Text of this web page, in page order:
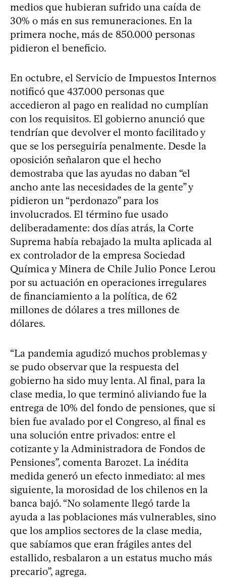
medios que hubieran sufrido una caída de
30% o más en sus remuneraciones. En la
primera noche, más de 850.000 personas
pidieron el beneficio.
En octubre, el Servicio de Impuestos Internos
notificó que 437.000 personas que
accedieron al pago en realidad no cumplían
con los requisitos. El gobierno anunció que
tendrían que devolver el monto facilitado y
que se los perseguiría penalmente. Desde la
oposición señalaron que el hecho
demostraba que las ayudas no daban “el
ancho ante las necesidades de la gente” y
pidieron un “perdonazo” para los
involucrados. El término fue usado
deliberadamente: dos días atrás, la Corte
Suprema había rebajado la multa aplicada al
ex controlador de la empresa Sociedad
Química y Minera de Chile Julio Ponce Lerou
por su actuación en operaciones irregulares
de financiamiento a la política, de 62
millones de dólares a tres millones de
dólares.
“La pandemia agudizó muchos problemas y
se pudo observar que la respuesta del
gobierno ha sido muy lenta. Al final, para la
clase media, lo que terminó aliviando fue la
entrega de 10% del fondo de pensiones, que si
bien fue avalado por el Congreso, al final es
una solución entre privados: entre el
cotizante y la Administradora de Fondos de
Pensiones”, comenta Barozet. La inédita
medida generó un efecto inmediato: al mes
siguiente, la morosidad de los chilenos en la
banca bajó. “No solamente llegó tarde la
ayuda a las poblaciones más vulnerables, sino
que los amplios sectores de la clase media,
que sabíamos que eran frágiles antes del
estallido, resbalaron a un estatus mucho más
precario”, agrega.